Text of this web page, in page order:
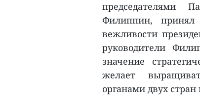
председателями
Филиппин, принял
вежливости
руководители
значение
желает
органами двух стран